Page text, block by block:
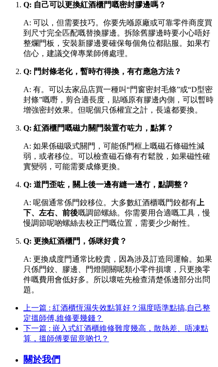
Q: 自己可以更換紅酒櫃門嘅密封膠邊嗎？
A: 可以，但需要技巧。你要先喺原廠或可靠零件商度買
到尺寸完全匹配嘅替換膠邊。拆除舊膠邊時要小心唔好
整爛門板，安裝新膠邊要確保每個角位都貼服。如果冇
信心，建議交俾專業師傅處理。
Q: 門封條老化，暫時冇得換，有冇應急方法？
A: 有。可以去家品店買一種叫“門窗密封毛條”或“D型密
封條”嘅嘢，剪合適長度，貼喺原有膠邊內側，可以暫時
增強密封效果。但呢個只係權宜之計，長遠都要換。
Q: 紅酒櫃門嘅磁力關門裝置冇咗力，點算？
A: 如果係磁吸式關門，可能係門框上嘅磁石條磁性減
弱，或者移位。可以檢查磁石條有冇鬆脫，如果磁性確
實變弱，可能需要成條更換。
Q: 道門歪咗，關上後一邊有縫一邊冇，點調整？
A: 呢個通常係門鉸移位。大多數紅酒櫃嘅門鉸都有 上
下、左右、前後嘅調節螺絲。你需要用合適嘅工具，慢
慢調節呢啲螺絲去校正門嘅位置，需要少少耐性。
Q: 更換紅酒櫃門，係咪好貴？
A: 更換成度門通常比較貴，因為涉及訂造同運輸。如果
只係門鉸、膠邊、門燈開關呢類小零件損壞，只更換零
件嘅費用會低好多。所以壞咗先檢查清楚係邊部分出問
題。
上一篇 : 紅酒櫃恆濕失效點算好？濕度唔準點搞,自己整
定搵師傅,維修要幾錢？
下一篇 : 嵌入式紅酒櫃維修難度幾高，散熱差、唔凍點
算，搵師傅要留意啲乜？
關於我們